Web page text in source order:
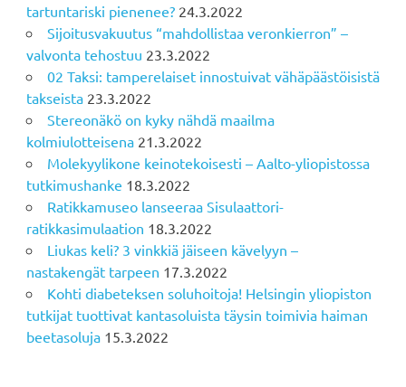
tartuntariski pienenee? 24.3.2022
Sijoitusvakuutus “mahdollistaa veronkierron” –
valvonta tehostuu 23.3.2022
02 Taksi: tamperelaiset innostuivat vähäpäästöisistä
takseista 23.3.2022
Stereonäkö on kyky nähdä maailma
kolmiulotteisena 21.3.2022
Molekyylikone keinotekoisesti – Aalto-yliopistossa
tutkimushanke 18.3.2022
Ratikkamuseo lanseeraa Sisulaattori-
ratikkasimulaation 18.3.2022
Liukas keli? 3 vinkkiä jäiseen kävelyyn –
nastakengät tarpeen 17.3.2022
Kohti diabeteksen soluhoitoja! Helsingin yliopiston
tutkijat tuottivat kantasoluista täysin toimivia haiman
beetasoluja 15.3.2022